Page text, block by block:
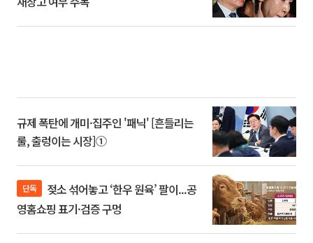
규제 폭탄에 개미·집주인 '패닉' [흔들리는
룰, 출렁이는 시장]①
단독
영홈쇼핑 표기·검증 구멍